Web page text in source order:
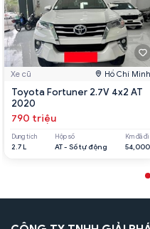
Xe cũ Hồ Chí Minh
Toyota Fortuner 2.7V 4x2 AT
2020
790 triệu
Dung tích
2.7 L
Hộp số
AT - Số tự động
Km đã đi
54,000